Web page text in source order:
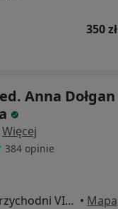
350 zł
Anna Dołgan
Więcej
384 opinie
ul. Oławska 15 (budynek przychodni VITA) gab. 310 - 3 piętro, Wrocław • Mapa